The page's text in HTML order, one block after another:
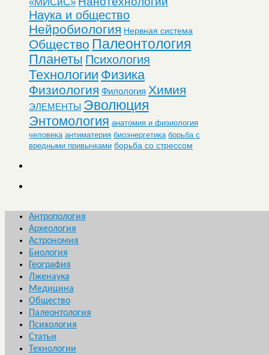
Наука и общество
Нейробиология Нервная система
Общество Палеонтология
Планеты Психология
Технологии Физика
Физиология Филология Химия
ЭЛЕМЕНТЫ Эволюция
Энтомология анатомия и физиология
человека антиматерия биоэнергетика борьба с
вредными привычками борьба со стрессом
Антропология
Археология
Астрономия
Биология
География
Лженаука
Медицина
Общество
Палеонтология
Психология
Статьи
Технологии